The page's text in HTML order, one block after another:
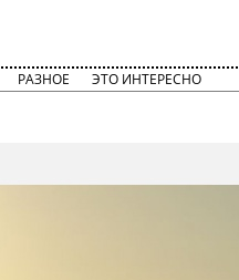
РАЗНОЕ ЭТО ИНТЕРЕСНО